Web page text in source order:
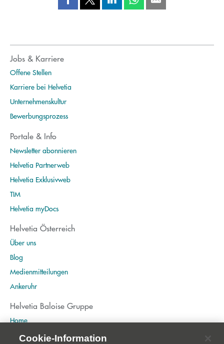
Jobs & Karriere
Offene Stellen
Karriere bei Helvetia
Unternehmenskultur
Bewerbungsprozess
Portale & Info
Newsletter abonnieren
Helvetia Partnerweb
Helvetia Exklusivweb
TIM
Helvetia myDocs
Helvetia Österreich
Über uns
Blog
Medienmitteilungen
Ankeruhr
Helvetia Baloise Gruppe
Home
Publikationen
Cookie-Information